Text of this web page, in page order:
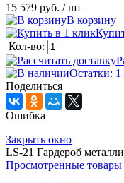
15 579 руб. / шт
В корзину
Кол-во:
Остатки: 1
Поделиться
Ошибка
Закрыть окно
LS-21 Гардероб
Просмотренные товары